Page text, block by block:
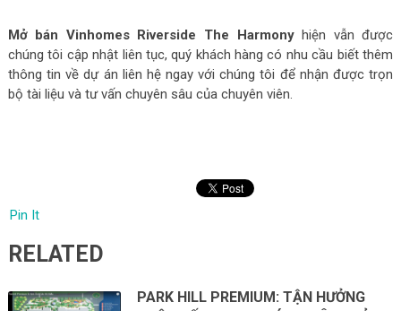
Mở bán Vinhomes Riverside The Harmonyhiện vẫn được
chúng tôi cập nhật liên tục, quý khách hàng có nhu cầu biết thêm
thông tin về dự án liên hệ ngay với chúng tôi để nhận được trọn
bộ tài liệu và tư vấn chuyên sâu của chuyên viên.
Pin It
RELATED
PARK HILL PREMIUM: TẬN HƯỞNG